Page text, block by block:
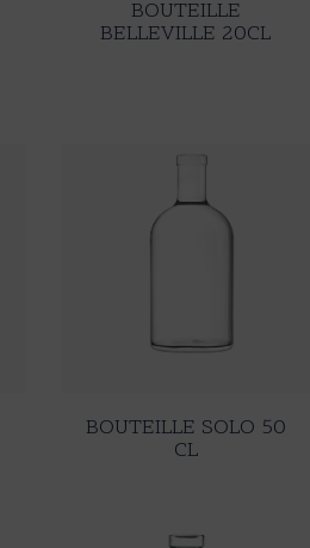
BOUTEILLE
BELLEVILLE 20CL
BOUTEILLE SOLO 50
CL